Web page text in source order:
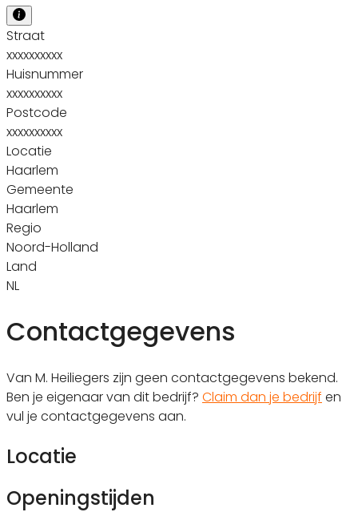
Straat
xxxxxxxxxx
Huisnummer
xxxxxxxxxx
Postcode
xxxxxxxxxx
Locatie
Haarlem
Gemeente
Haarlem
Regio
Noord-Holland
Land
NL
Contactgegevens
Van M. Heiliegers zijn geen contactgegevens bekend.
Ben je eigenaar van dit bedrijf? Claim dan je bedrijf en
vul je contactgegevens aan.
Locatie
Openingstijden